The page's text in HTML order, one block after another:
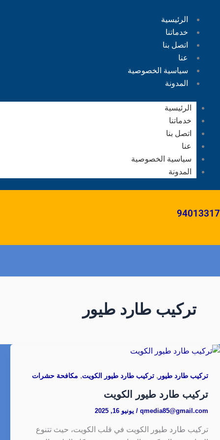
الرئيسية
خدماتنا
اتصل بنا
عنا
سياسية الخصوصية
المدونة
الرئيسية
خدماتنا
اتصل بنا
عنا
سياسية الخصوصية
المدونة
94013317
تركيب طارد طيور
تركيب طارد طيور , تركيب طارد طيور الكويت, مكافحة حشرات
تركيب طارد طيور الكويت
qmedia85@gmail.com
/ يونيو 16, 2025
تركيب طارد طيور الكويت في قلب الكويت، حيث تتنوع